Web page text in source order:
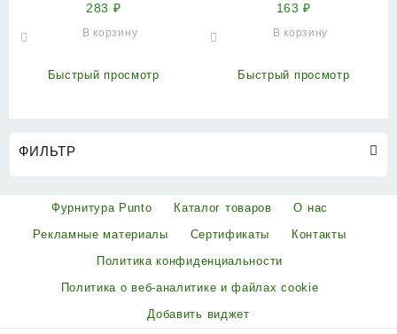
283 ₽
В корзину
Быстрый просмотр
163₽
В корзину
Быстрый просмотр
ФИЛЬТР
Фурнитура Punto Каталог товаров
О нас
Рекламные материалы
Сертификаты
Контакты
Политика конфиденциальности
Политика о веб-аналитике и файлах cookie
Добавить виджет